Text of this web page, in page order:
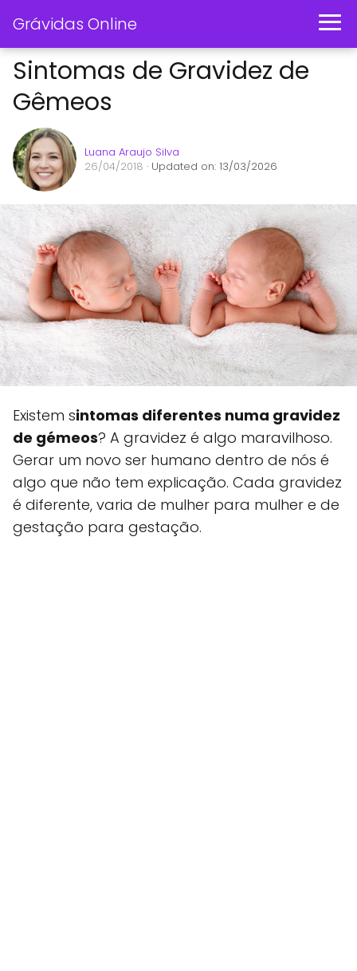
Grávidas Online
Sintomas de Gravidez de
Gêmeos
Luana Araujo Silva
26/04/2018 · Updated on: 13/03/2026
Existem sintomas diferentes numa gravidez
de gémeos? A gravidez é algo maravilhoso.
Gerar um novo ser humano dentro de nós é
algo que não tem explicação. Cada gravidez
é diferente, varia de mulher para mulher e de
gestação para gestação.